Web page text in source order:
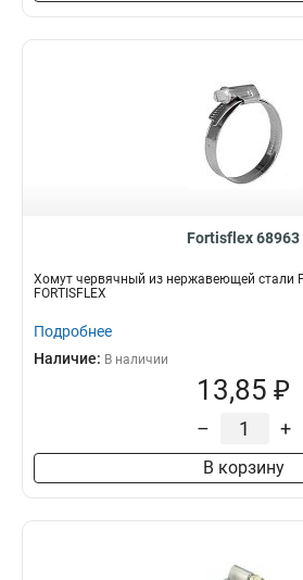
Fortisflex 68963
Хомут червячный из нержавеющей стали
FORTISFLEX
Подробнее
Наличие: В наличии
13,85 ₽
– +
В корзину